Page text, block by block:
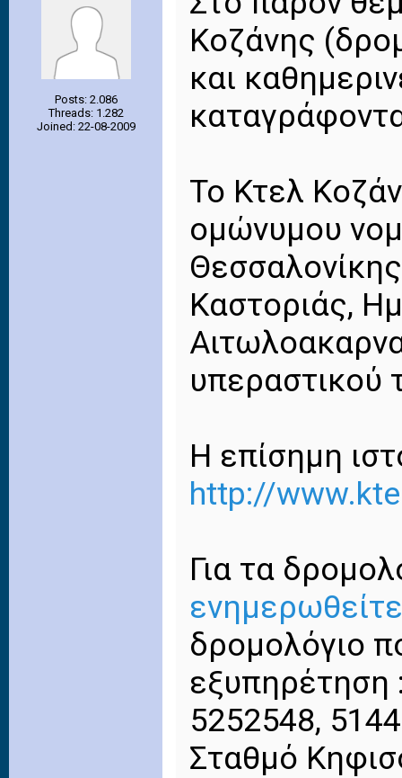
Posts: 2.086
Threads: 1.282
Joined: 22-08-2009
Κοζάνης
και
Το Κτελ
ομώνυμου
Καστοριάς,
υπεραστικού
Η επίσημη
http://
Για τα
δρομολόγιο
εξυπηρέτηση
5252548,
Σταθμό